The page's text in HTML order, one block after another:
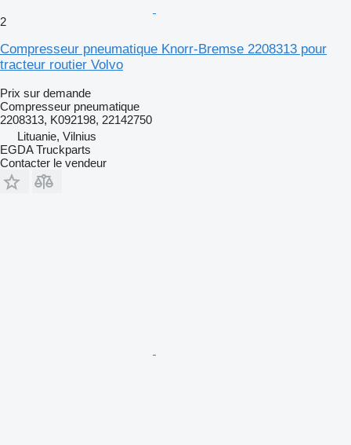
2
Compresseur pneumatique Knorr-Bremse 2208313 pour
tracteur routier Volvo
Prix sur demande
Compresseur pneumatique
2208313, K092198, 22142750
Lituanie, Vilnius
EGDA Truckparts
Contacter le vendeur